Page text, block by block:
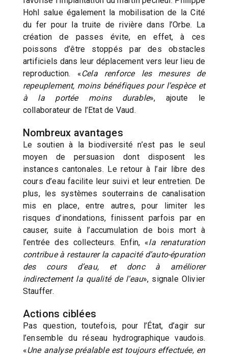
Hohl salue également la mobilisation de la Cité
du fer pour la truite de rivière dans l’Orbe. La
création de passes évite, en effet, à ces
poissons d’être stoppés par des obstacles
artificiels dans leur déplacement vers leur lieu de
reproduction. «Cela renforce les mesures de
repeuplement, moins bénéfiques pour l’espèce et
à la portée moins durable», ajoute le
collaborateur de l’Etat de Vaud.
Nombreux avantages
Le soutien à la biodiversité n’est pas le seul
moyen de persuasion dont disposent les
instances cantonales. Le retour à l’air libre des
cours d’eau facilite leur suivi et leur entretien. De
plus, les systèmes souterrains de canalisation
mis en place, entre autres, pour limiter les
risques d’inondations, finissent parfois par en
causer, suite à l’accumulation de bois mort à
l’entrée des collecteurs. Enfin, «la renaturation
contribue à restaurer la capacité d’auto-épuration
des cours d’eau, et donc à améliorer
indirectement la qualité de l’eau», signale Olivier
Stauffer.
Actions ciblées
Pas question, toutefois, pour l’État, d’agir sur
l’ensemble du réseau hydrographique vaudois.
«Une analyse préalable est toujours effectuée, en